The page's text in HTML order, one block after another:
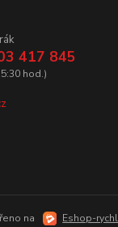
417 845
hod.)
na Eshop-